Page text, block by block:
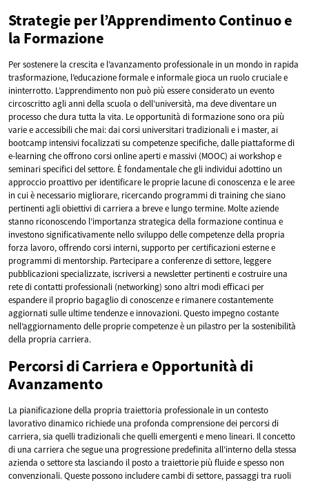
Strategie per l’Apprendimento Continuo e
la Formazione
Per sostenere la crescita e l’avanzamento professionale in un mondo in rapida
trasformazione, l’educazione formale e informale gioca un ruolo cruciale e
ininterrotto. L’apprendimento non può più essere considerato un evento
circoscritto agli anni della scuola o dell’università, ma deve diventare un
processo che dura tutta la vita. Le opportunità di formazione sono ora più
varie e accessibili che mai: dai corsi universitari tradizionali e i master, ai
bootcamp intensivi focalizzati su competenze specifiche, dalle piattaforme di
e-learning che offrono corsi online aperti e massivi (MOOC) ai workshop e
seminari specifici del settore. È fondamentale che gli individui adottino un
approccio proattivo per identificare le proprie lacune di conoscenza e le aree
in cui è necessario migliorare, ricercando programmi di training che siano
pertinenti agli obiettivi di carriera a breve e lungo termine. Molte aziende
stanno riconoscendo l’importanza strategica della formazione continua e
investono significativamente nello sviluppo delle competenze della propria
forza lavoro, offrendo corsi interni, supporto per certificazioni esterne e
programmi di mentorship. Partecipare a conferenze di settore, leggere
pubblicazioni specializzate, iscriversi a newsletter pertinenti e costruire una
rete di contatti professionali (networking) sono altri modi efficaci per
espandere il proprio bagaglio di conoscenze e rimanere costantemente
aggiornati sulle ultime tendenze e innovazioni. Questo impegno costante
nell’aggiornamento delle proprie competenze è un pilastro per la sostenibilità
della propria carriera.
Percorsi di Carriera e Opportunità di
Avanzamento
La pianificazione della propria traiettoria professionale in un contesto
lavorativo dinamico richiede una profonda comprensione dei percorsi di
carriera, sia quelli tradizionali che quelli emergenti e meno lineari. Il concetto
di una carriera che segue una progressione predefinita all’interno della stessa
azienda o settore sta lasciando il posto a traiettorie più fluide e spesso non
convenzionali. Queste possono includere cambi di settore, passaggi tra ruoli